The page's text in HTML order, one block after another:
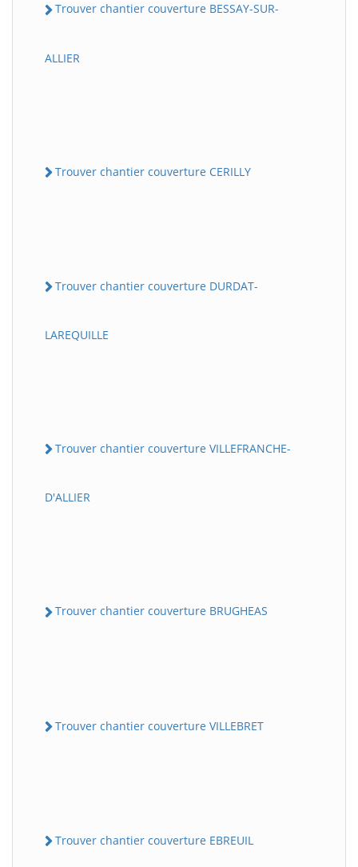
Trouver chantier couverture BESSAY-SUR-
ALLIER
Trouver chantier couverture CERILLY
Trouver chantier couverture DURDAT-
LAREQUILLE
Trouver chantier couverture VILLEFRANCHE-
D'ALLIER
Trouver chantier couverture BRUGHEAS
Trouver chantier couverture VILLEBRET
Trouver chantier couverture EBREUIL